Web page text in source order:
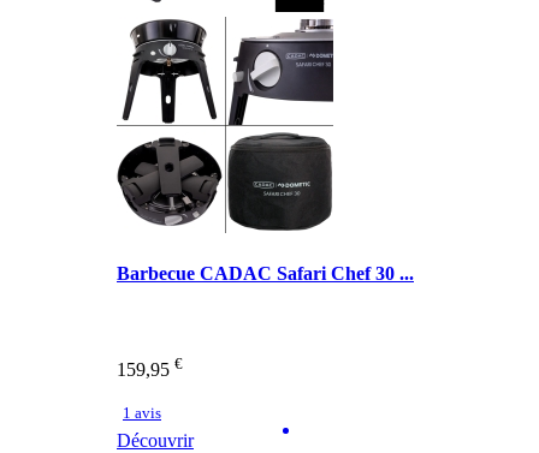
Barbecue CADAC Safari Chef 30 ...
159,95 €
1 avis
Découvrir